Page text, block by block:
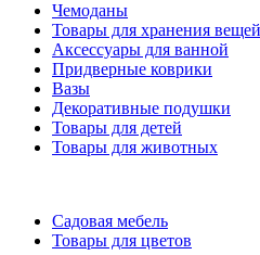
Чемоданы
Товары для хранения вещей
Аксессуары для ванной
Придверные коврики
Вазы
Декоративные подушки
Товары для детей
Товары для животных
Садовая мебель
Товары для цветов